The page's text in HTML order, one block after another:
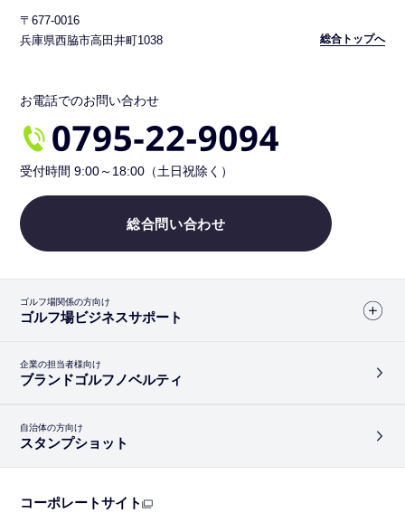
〒677-0016
兵庫県西脇市高田井町1038
総合トップへ
お電話でのお問い合わせ
受付時間 9:00～18:00（土日祝除く）
総合問い合わせ
ゴルフ場関係の方向け
ゴルフ場ビジネスサポート
企業の担当者様向け
ブランドゴルフノベルティ
自治体の方向け
スタンプショット
コーポレートサイト